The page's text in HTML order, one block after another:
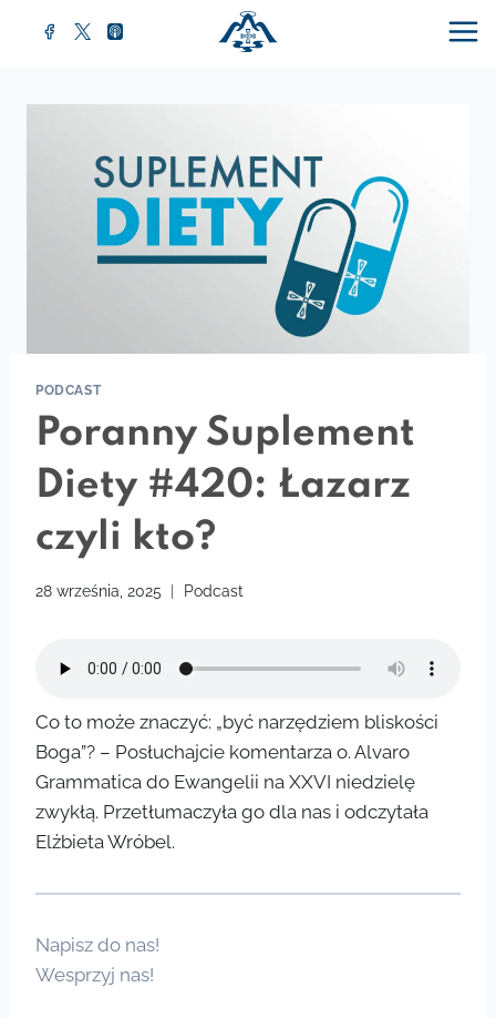
PODCAST
Poranny Suplement
Diety #420: Łazarz
czyli kto?
28 września, 2025 Podcast
Co to może znaczyć: „być narzędziem bliskości
Boga”? – Posłuchajcie komentarza o. Alvaro
Grammatica do Ewangelii na XXVI niedzielę
zwykłą. Przetłumaczyła go dla nas i odczytała
Elżbieta Wróbel.
Napisz do nas!
Wesprzyj nas!